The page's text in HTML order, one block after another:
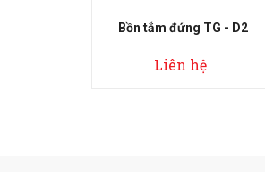
Bồn tắm đứng TG - D3
Liên hệ